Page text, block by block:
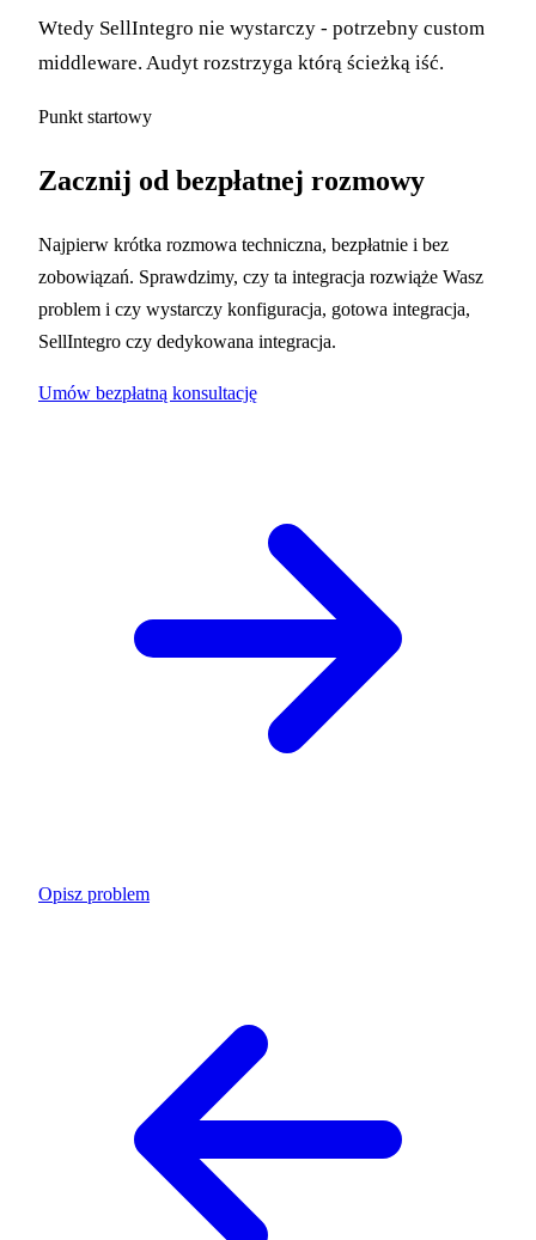
Wtedy SellIntegro nie wystarczy - potrzebny custom
middleware. Audyt rozstrzyga którą ścieżką iść.
Punkt startowy
Zacznij od bezpłatnej rozmowy
Najpierw krótka rozmowa techniczna, bezpłatnie i bez
zobowiązań. Sprawdzimy, czy ta integracja rozwiąże Wasz
problem i czy wystarczy konfiguracja, gotowa integracja,
SellIntegro czy dedykowana integracja.
Umów bezpłatną konsultację
Opisz problem